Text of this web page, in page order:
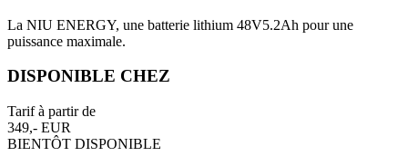
La NIU ENERGY, une batterie lithium 48V5.2Ah pour une
puissance maximale.
DISPONIBLE CHEZ
Tarif à partir de
349,- EUR
BIENTÔT DISPONIBLE